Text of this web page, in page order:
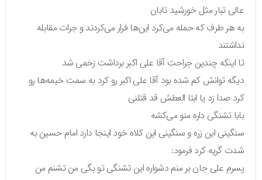
عالی تبار مثل خورشید تابان
به هر طرف که حمله می‌کرد این‌ها فرار می‌کردند و جرات مقابله
نداشتند
تا اینکه چندین جراحت آقا علی اکبر برداشت زخمی شد
دیگه توانش کم شده بود آقا علی اکبر رو کرد به سمت خیمه‌ها رو
کرد صدا زد یا ابتا العطش قد قتلنی
بابا تشنگی داره منو می‌کشه
سنگینی این زره و سنگینی این کلاه خود اینجا دارد امام حسین به
شدت گریه کرد فرمود:
پسرم علی جان بر منم دشواره این تشنگی تو بگی من تشنم من